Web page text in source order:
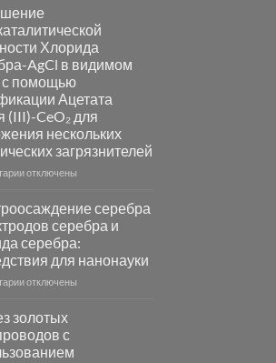
синтез
катализаторов
и
сенсоров
на
основе
металлов
платиновой
группы
Хлорида
AgCl в видимом
с помощью
Ацетата
(III)-CeO₂ для
нескольких
загрязнителей
к
фотокаталитической
активности
Хлорида
Серебра-
AgCl
свете
с
помощью
отключены
серебра
серебра и
серебра:
для нанонауки
к
серебра
с
электродов
отключены
золотых
с